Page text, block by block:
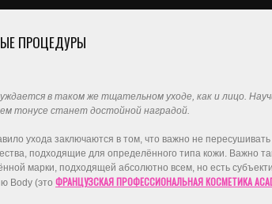
ПРОЦЕДУРЫ
в таком же тщательном уходе, как и лицо.
тонусе станет достойной наградой.
ухода заключаются в том, что важно не
подходящие для определённого типа кожи. Важно
марки, подходящей абсолютно всем, но есть
Body (это ФРАНЦУЗСКАЯ ПРОФЕССИОНАЛЬНАЯ КОСМЕТИКА